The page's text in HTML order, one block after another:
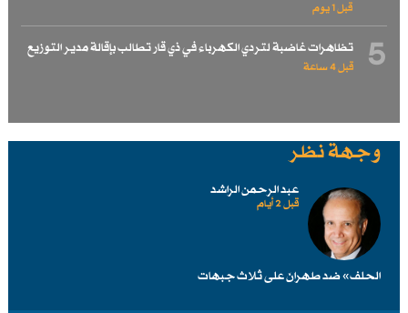
قبل 1 یوم
5 تظاهرات غاضبة لتردي الكهرباء في ذي قار تطالب بإقالة مدير التوزيع
قبل 4 ساعة
وجهة نظر
عبد الرحمن الراشد
قبل 2 أيام
الحلف» ضد طهرانَ على ثلاث جبهات